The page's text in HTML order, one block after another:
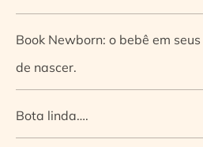
Book Newborn: o bebê em
de nascer.
Bota linda….